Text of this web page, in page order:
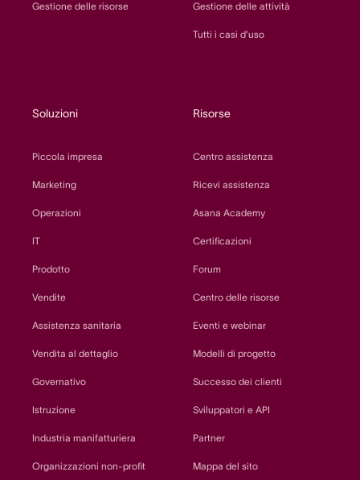
Gestione delle risorse Gestione delle attività
Tutti i casi d’uso
Soluzioni
Piccola impresa
Marketing
Operazioni
IT
Prodotto
Vendite
Assistenza sanitaria
Vendita al dettaglio
Governativo
Istruzione
Industria manifatturiera
Organizzazioni non-profit
Risorse
Centro assistenza
Ricevi assistenza
Asana Academy
Certificazioni
Forum
Centro delle risorse
Eventi e webinar
Modelli di progetto
Successo dei clienti
Sviluppatori e API
Partner
Mappa del sito